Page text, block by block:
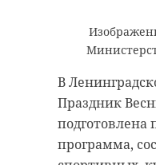
В
Праздник
подготовлена
программа,
военного
женщина
госпитале, а
фельдшером.
области 1
отметит
11.00 Весенняя
концертная